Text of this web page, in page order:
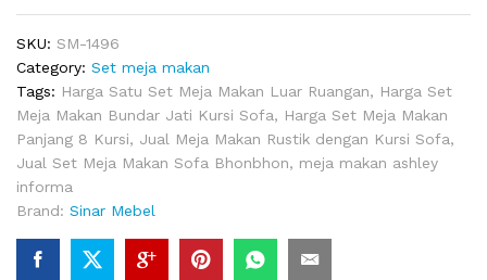
SKU: SM-1496
Category: Set meja makan
Tags: Harga Satu Set Meja Makan Luar Ruangan, Harga Set
Meja Makan Bundar Jati Kursi Sofa, Harga Set Meja Makan
Panjang 8 Kursi, Jual Meja Makan Rustik dengan Kursi Sofa,
Jual Set Meja Makan Sofa Bhonbhon, meja makan ashley
informa
Brand: Sinar Mebel